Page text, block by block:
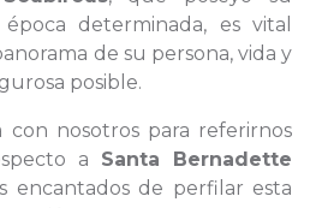
determinada, es vital
de su persona, vida y
posible.
nosotros para referirnos
a Santa Bernadette
encantados de perfilar esta